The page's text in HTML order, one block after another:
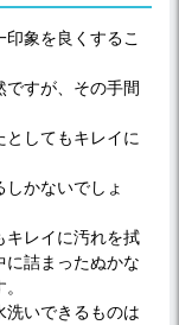
象を良くするこ
ですが、その手間
してもキレイに
かないでしょ
キレイに汚れを拭
に詰まったぬかな
洗いできるものは